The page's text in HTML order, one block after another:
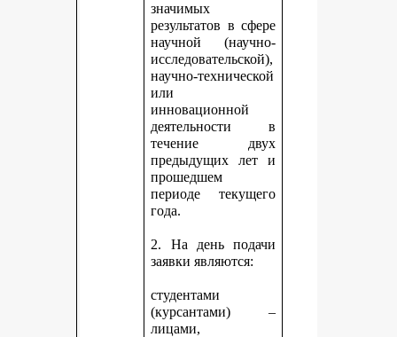
значимых
результатов в сфере
научной (научно-
исследовательской),
научно-технической
или
инновационной
деятельности в
течение двух
предыдущих лет и
прошедшем
периоде текущего
года.
2. На день подачи
заявки являются:
студентами
(курсантами) –
лицами,